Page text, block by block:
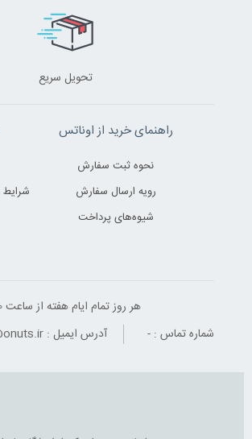
تحویل سریع
راهنمای خرید از اوناتس
نحوه ثبت سفارش
رویه ارسال سفارش
شیوه‌های پرداخت
شرایط
هر روز تمام ایام هفته از ساعت 8:30 الی ساعت 23:00 ‌روز پاسخگوی شما هستیم
شماره تماس : - آدرس ایمیل :